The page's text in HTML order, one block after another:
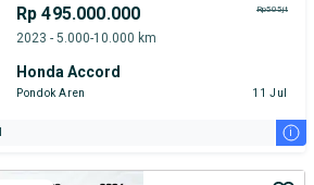
Rp 495.000.000 Rp505jt
2023 - 5.000-10.000 km
Honda Accord
Pondok Aren 11 Jul
i